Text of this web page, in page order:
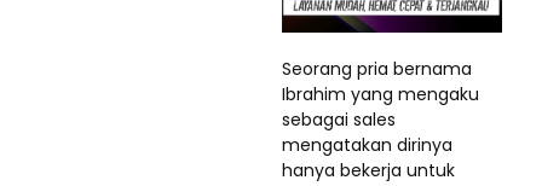
Seorang pria bernama
Ibrahim yang mengaku
sebagai sales
mengatakan dirinya
hanya bekerja untuk